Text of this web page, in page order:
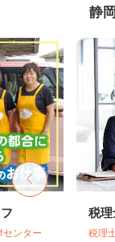
静
ンター
税
税理